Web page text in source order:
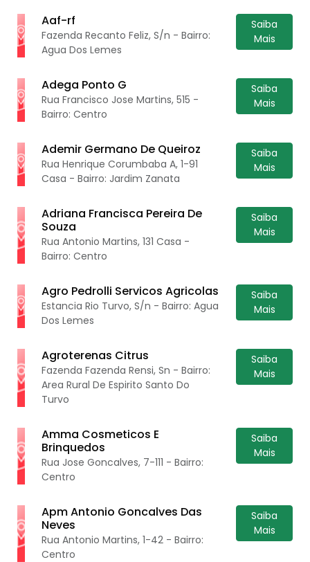
Aaf-rf
Fazenda Recanto Feliz, S/n - Bairro:
Agua Dos Lemes
Saiba
Mais
Adega Ponto G
Rua Francisco Jose Martins, 515 -
Bairro: Centro
Saiba
Mais
Ademir Germano De Queiroz
Rua Henrique Corumbaba A, 1-91
Casa - Bairro: Jardim Zanata
Saiba
Mais
Adriana Francisca Pereira De
Souza
Rua Antonio Martins, 131 Casa -
Bairro: Centro
Saiba
Mais
Agro Pedrolli Servicos Agricolas
Estancia Rio Turvo, S/n - Bairro: Agua
Dos Lemes
Saiba
Mais
Agroterenas Citrus
Fazenda Fazenda Rensi, Sn - Bairro:
Area Rural De Espirito Santo Do
Turvo
Saiba
Mais
Amma Cosmeticos E
Brinquedos
Rua Jose Goncalves, 7-111 - Bairro:
Centro
Saiba
Mais
Apm Antonio Goncalves Das
Neves
Rua Antonio Martins, 1-42 - Bairro:
Centro
Saiba
Mais